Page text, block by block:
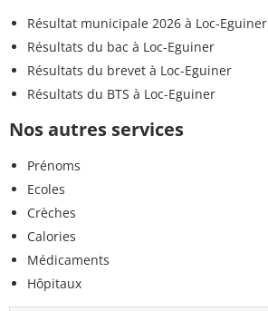
Résultat municipale 2026 à Loc-Eguiner
Résultats du bac à Loc-Eguiner
Résultats du brevet à Loc-Eguiner
Résultats du BTS à Loc-Eguiner
Nos autres services
Prénoms
Ecoles
Crèches
Calories
Médicaments
Hôpitaux